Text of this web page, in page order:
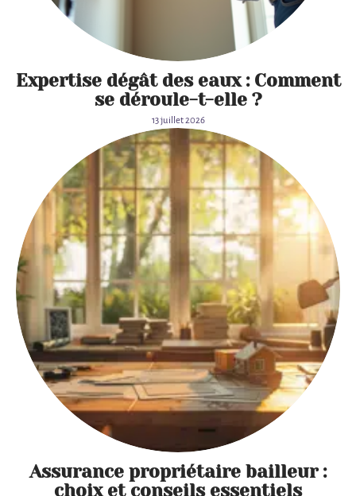
Expertise dégât des eaux : Comment
se déroule-t-elle ?
13 juillet 2026
Assurance propriétaire bailleur :
choix et conseils essentiels